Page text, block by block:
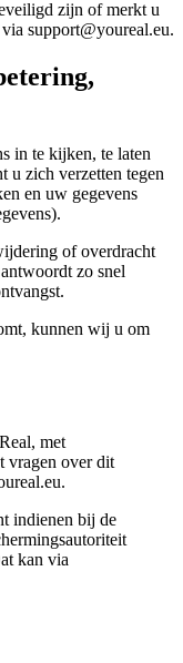
zijn of merkt u
support@youreal.eu.
in te kijken, te laten
u zich verzetten tegen
en uw gegevens
of overdracht
zo snel
kunnen wij u om
met
vragen over dit
indienen bij de
kan via